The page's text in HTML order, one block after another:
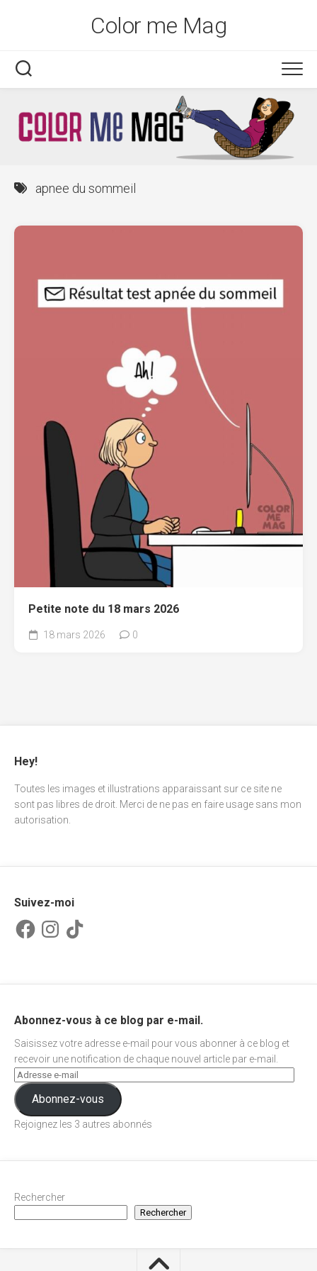
Color me Mag
apnee du sommeil
Petite note du 18 mars 2026
18 mars 2026 0
Hey!
Toutes les images et illustrations apparaissant sur ce site ne
sont pas libres de droit. Merci de ne pas en faire usage sans mon
autorisation.
Suivez-moi
FacebookInstagram
TikTok
Abonnez-vous à ce blog par e-mail.
Saisissez votre adresse e-mail pour vous abonner à ce blog et
recevoir une notification de chaque nouvel article par e-mail.
Abonnez-vous
Rejoignez les 3 autres abonnés
Rechercher
Rechercher